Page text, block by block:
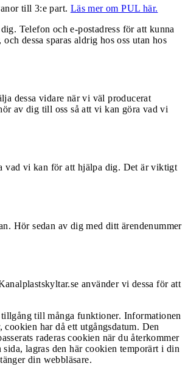
till 3:e part. Läs mer om PUL här.
Telefon och e-postadress för att kunna
dessa sparas aldrig hos oss utan hos
dessa vidare när vi väl producerat
av dig till oss så att vi kan göra vad vi
vad vi kan för att hjälpa dig. Det är viktigt
Hör sedan av dig med ditt ärendenummer
använder vi dessa för att
till många funktioner. Informationen
har då ett utgångsdatum. Den
raderas cookien när du återkommer
lagras den här cookien temporärt i din
din webbläsare.